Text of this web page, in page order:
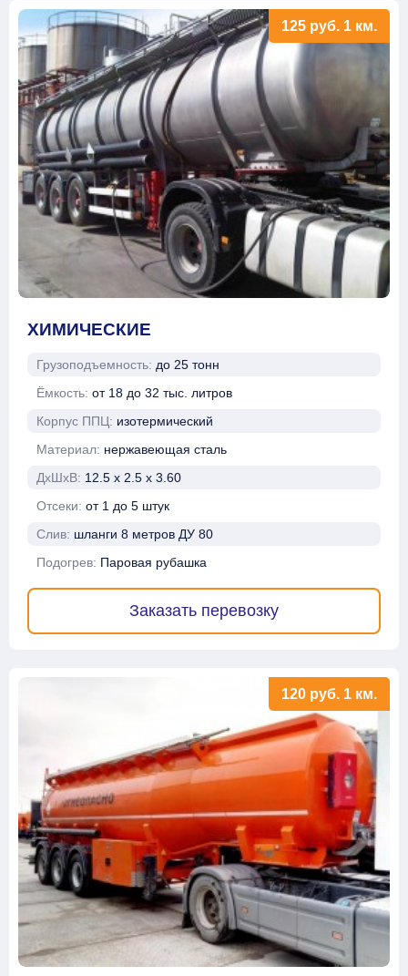
ХИМИЧЕСКИЕ
Грузоподъемность: до 25 тонн
Ёмкость: от 18 до 32 тыс. литров
Корпус ППЦ: изотермический
Материал: нержавеющая сталь
ДхШхВ: 12.5 х 2.5 х 3.60
Отсеки: от 1 до 5 штук
Слив: шланги 8 метров ДУ 80
Подогрев: Паровая рубашка
125 руб. 1 км.
Заказать перевозку
120 руб. 1 км.